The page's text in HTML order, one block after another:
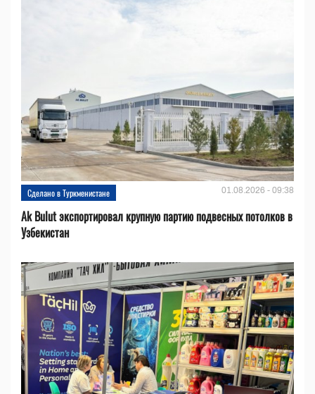
Сделано в Туркменистане 01.08.2026 - 09:38
Ak Bulut экспортировал крупную партию подвесных потолков в
Узбекистан